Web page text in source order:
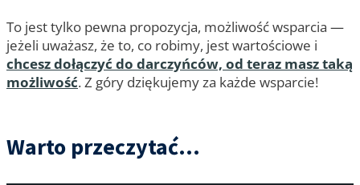
To jest tylko pewna propozycja, możliwość wsparcia —
jeżeli uważasz, że to, co robimy, jest wartościowe i
chcesz dołączyć do darczyńców, od teraz masz taką
możliwość. Z góry dziękujemy za każde wsparcie!
Warto przeczytać...